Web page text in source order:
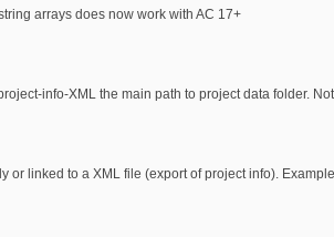
arrays does now work with AC 17+
info-XML the main path to project data folder.
or linked to a XML file (export of project info).